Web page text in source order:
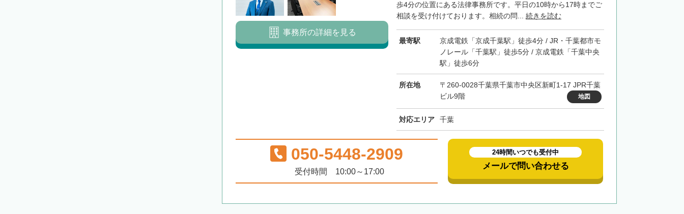
歩4分の位置にある法律事務所です。平日の10時から17時までご
相談を受け付けております。相続の問... 続きを読む
最寄駅
京成電鉄「京成千葉駅」徒歩4分 / JR・千葉都市モ
ノレール「千葉駅」徒歩5分 / 京成電鉄「千葉中央
駅」徒歩6分
所在地
〒260-0028千葉県千葉市中央区新町1-17 JPR千葉
ビル9階
地図
対応エリア 千葉
事務所の詳細を見る
050-5448-2909
受付時間 10:00～17:00
24時間いつでも受付中
メールで問い合わせる